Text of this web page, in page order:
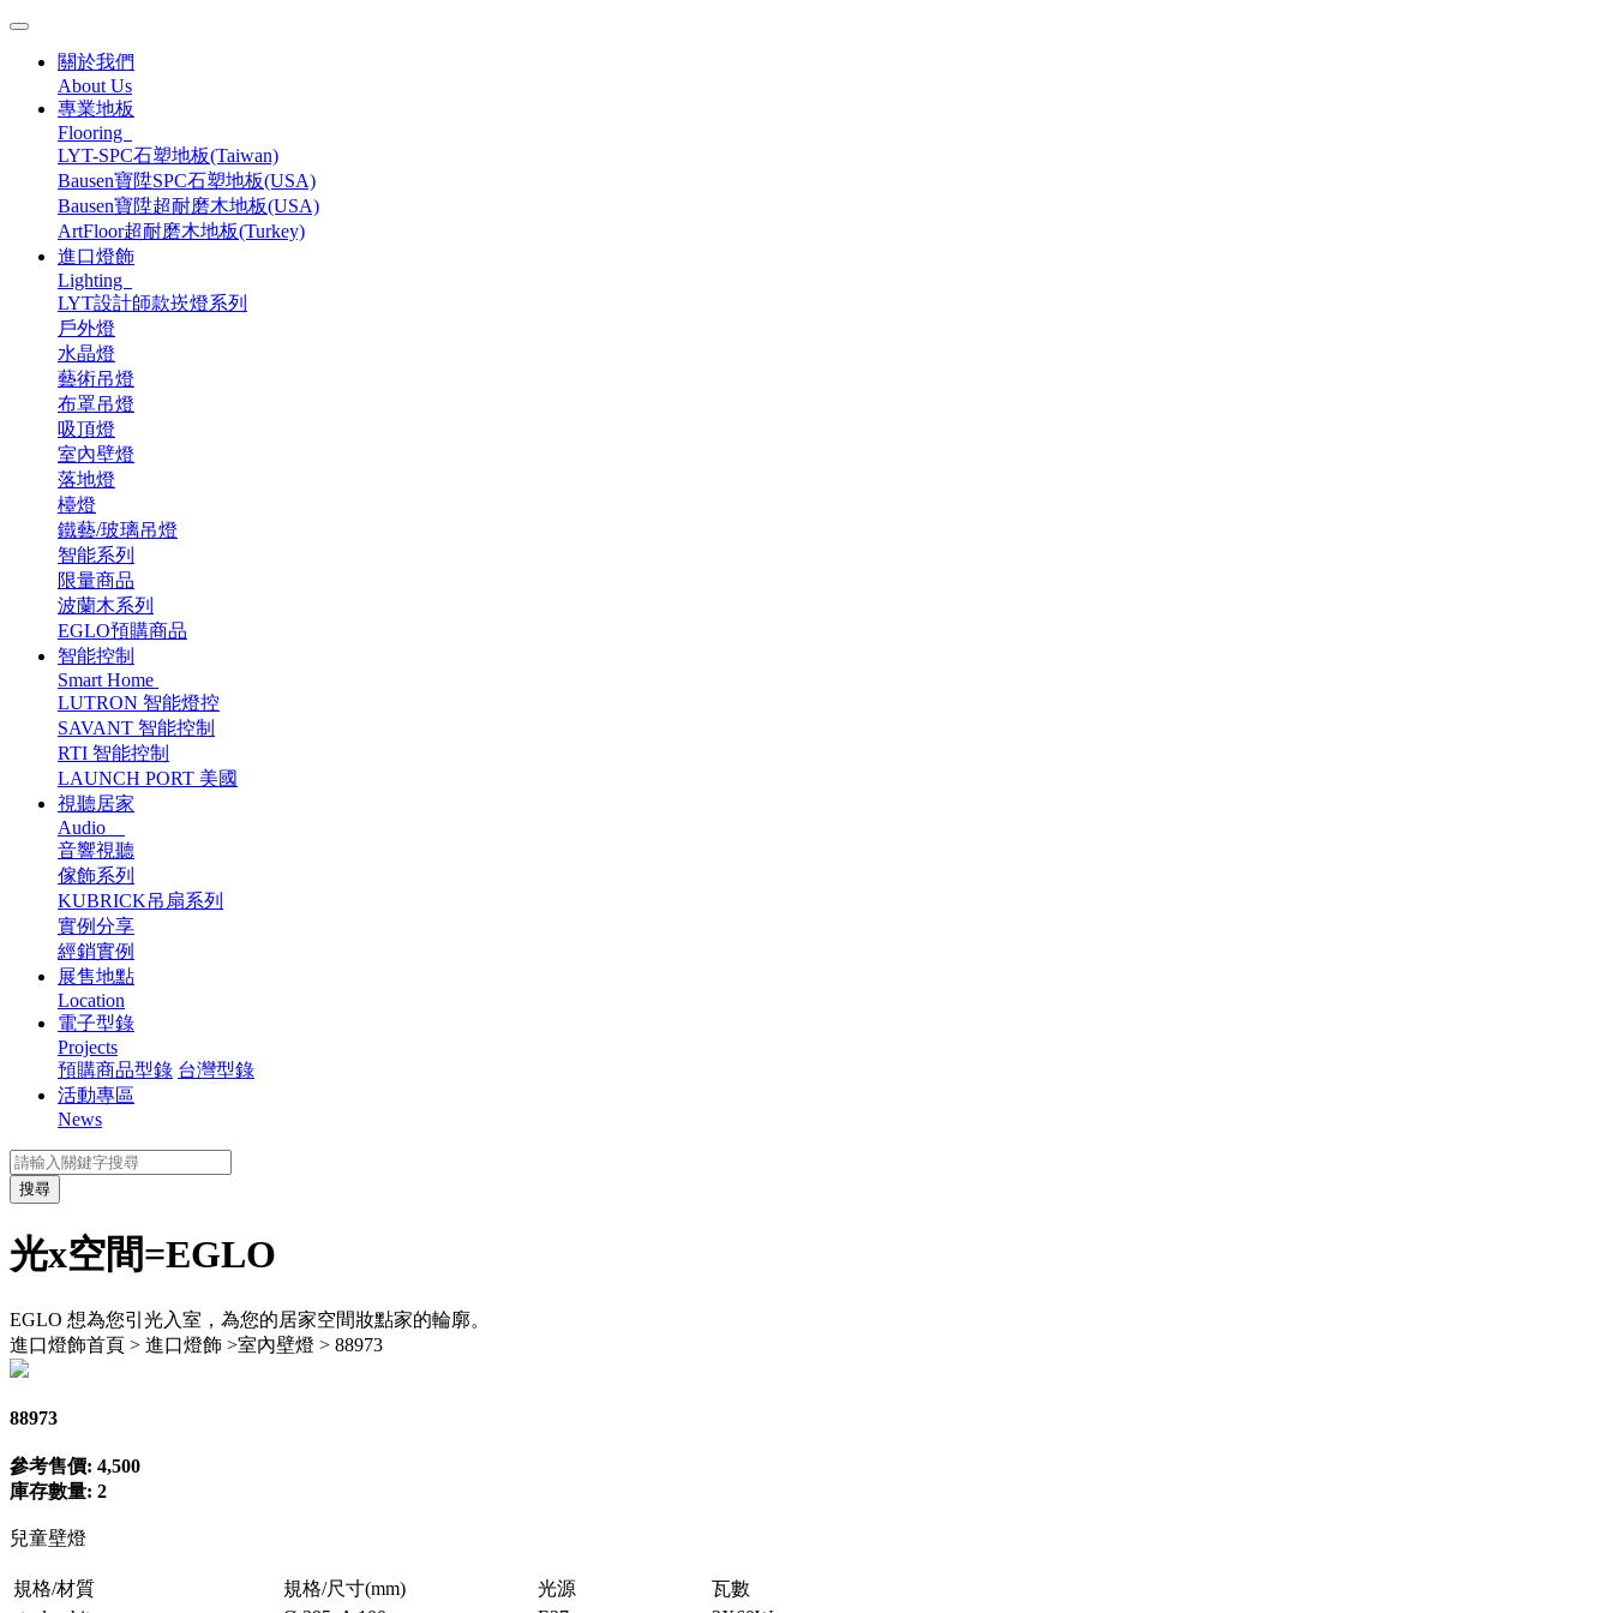
關於我們
About Us
專業地板
Flooring
LYT-SPC石塑地板(Taiwan)
Bausen寶陞SPC石塑地板(USA)
Bausen寶陞超耐磨木地板(USA)
ArtFloor超耐磨木地板(Turkey)
進口燈飾
Lighting
LYT設計師款崁燈系列
戶外燈
水晶燈
藝術吊燈
布罩吊燈
吸頂燈
室內壁燈
落地燈
檯燈
鐵藝/玻璃吊燈
智能系列
限量商品
波蘭木系列
EGLO預購商品
智能控制
Smart Home
LUTRON 智能燈控
SAVANT 智能控制
RTI 智能控制
LAUNCH PORT 美國
視聽居家
Audio
音響視聽
傢飾系列
KUBRICK吊扇系列
實例分享
經銷實例
展售地點
Location
電子型錄
Projects
預購商品型錄 台灣型錄
活動專區
News
搜尋
光x空間=EGLO
EGLO 想為您引光入室，為您的居家空間妝點家的輪廓。
進口燈飾首頁 > 進口燈飾 >室內壁燈 > 88973
88973
參考售價: 4,500
庫存數量: 2
兒童壁燈
規格/材質 規格/尺寸(mm) 光源
瓦數